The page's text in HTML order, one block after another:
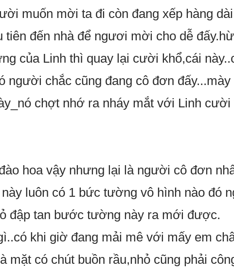
muốn mời ta đi còn đang xếp hàng
tiên đến nhà để ngươi mời cho dễ
của Linh thì quay lại cười khổ,cái
người chắc cũng đang cô đơn
chợt nhớ ra nháy mắt với Linh
hoa vậy nhưng lại là người cô đơn
luôn có 1 bức tường vô hình nào đó
đập tan bước tường này ra mới được.
khi giờ đang mải mê với mấy em
mặt có chút buồn rầu,nhỏ cũng phải